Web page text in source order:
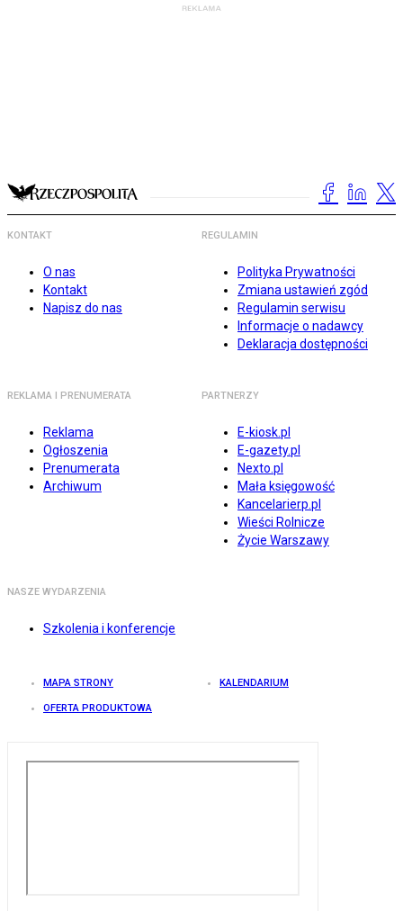
KONTAKT
O nas
Kontakt
Napisz do nas
REGULAMIN
Polityka Prywatności
Zmiana ustawień zgód
Regulamin serwisu
Informacje o nadawcy
Deklaracja dostępności
REKLAMA I PRENUMERATA
Reklama
Ogłoszenia
Prenumerata
Archiwum
PARTNERZY
E-kiosk.pl
E-gazety.pl
Nexto.pl
Mała księgowość
Kancelarierp.pl
Wieści Rolnicze
Życie Warszawy
NASZE WYDARZENIA
Szkolenia i konferencje
MAPA STRONY KALENDARIUM
OFERTA PRODUKTOWA